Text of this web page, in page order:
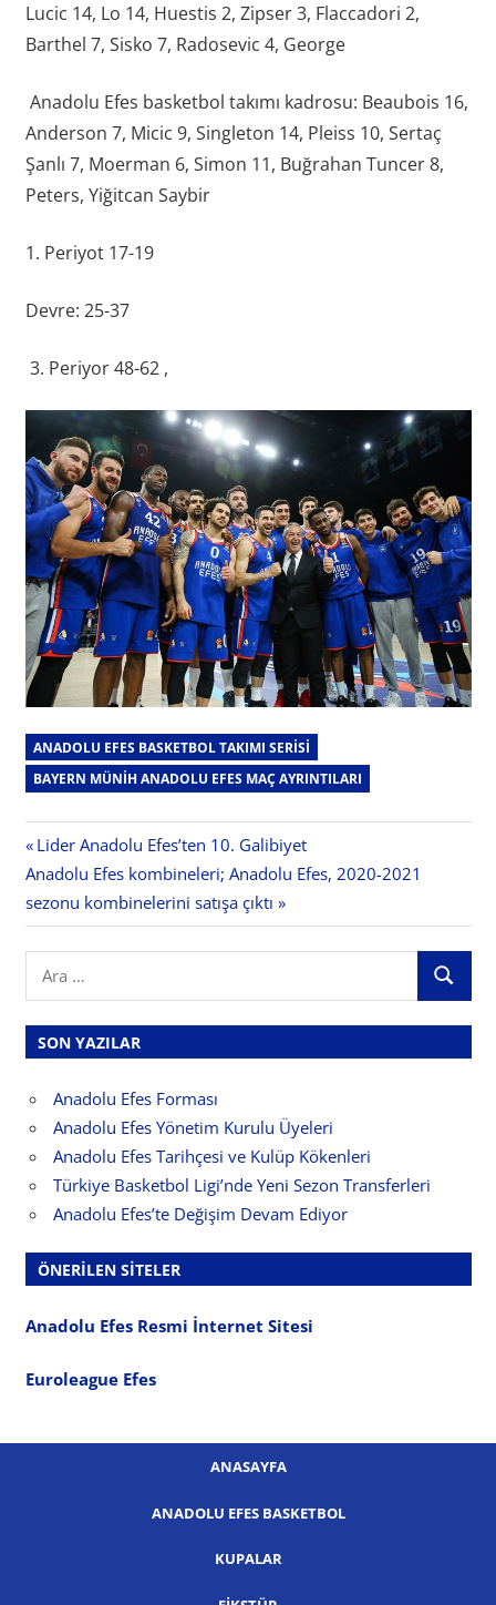
Lucic 14, Lo 14, Huestis 2, Zipser 3, Flaccadori 2,
Barthel 7, Sisko 7, Radosevic 4, George
Anadolu Efes basketbol takımı kadrosu: Beaubois 16,
Anderson 7, Micic 9, Singleton 14, Pleiss 10, Sertaç
Şanlı 7, Moerman 6, Simon 11, Buğrahan Tuncer 8,
Peters, Yiğitcan Saybir
1. Periyot 17-19
Devre: 25-37
3. Periyor 48-62 ,
ANADOLU EFES BASKETBOL TAKIMI SERISI
BAYERN MÜNIH ANADOLU EFES MAÇ AYRINTILARI
Yazı
gezinmesi
Previous
Post:
Lider Anadolu Efes’ten 10. Galibiyet
Next
Post:
Anadolu Efes kombineleri; Anadolu Efes, 2020-2021
sezonu kombinelerini satışa çıktı
Search
ARA
SON YAZILAR
Anadolu Efes Forması
Anadolu Efes Yönetim Kurulu Üyeleri
Anadolu Efes Tarihçesi ve Kulüp Kökenleri
Türkiye Basketbol Ligi’nde Yeni Sezon Transferleri
Anadolu Efes’te Değişim Devam Ediyor
ÖNERILEN SITELER
Anadolu Efes Resmi İnternet Sitesi
Euroleague Efes
ANASAYFA
ANADOLU EFES BASKETBOL
KUPALAR